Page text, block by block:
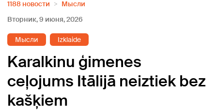
1188 новости
Мысли
Вторник, 9 июня, 2026
Мысли Izklaide
Karalkinu ģimenes
ceļojums Itālijā neiztiek bez
kašķiem